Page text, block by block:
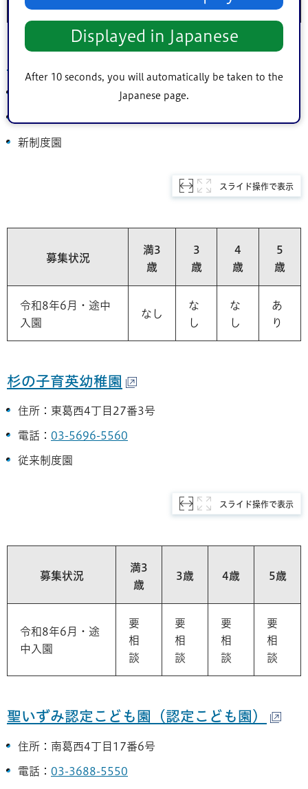
Displayed in Japanese
After 10 seconds, you will automatically be taken to the
Japanese page.
入園 し し
住所：北葛西2丁目25番4号
新制度園
スライド操作で表示
募集状況
満3
歳
3
歳
4
歳
5
歳
令和8年6月・途中
入園
なし
な
し
な
し
あ
り
杉の子育英幼稚園
住所：東葛西4丁目27番3号
電話： 03-5696-5560
従来制度園
スライド操作で表示
募集状況
満3
歳
3歳 4歳 5歳
令和8年6月・途
中入園
要
相
談
要
相
談
要
相
談
要
相
談
聖いずみ認定こども園（認定こども園）
住所：南葛西4丁目17番6号
電話： 03-3688-5550